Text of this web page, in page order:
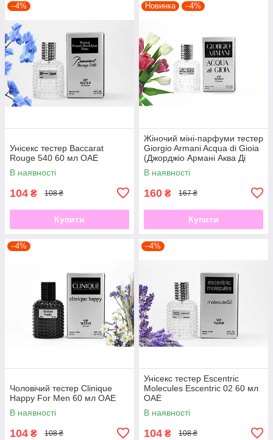
–4%
Унісекс тестер Baccarat
Rouge 540 60 мл ОАЕ
В наявності
104 ₴ 108 ₴
Купити
Новинка –4%
Жіночий міні-парфуми тестер
Giorgio Armani Acqua di Gioia
(Джорджіо Армані Аква Ді
Джиола) 40 мл
В наявності
160 ₴ 167 ₴
Купити
–4%
Чоловічий тестер Clinique
Happy For Men 60 мл ОАЕ
В наявності
104 ₴ 108 ₴
–4%
Унісекс тестер Escentric
Molecules Escentric 02 60 мл
ОАЕ
В наявності
104 ₴ 108 ₴